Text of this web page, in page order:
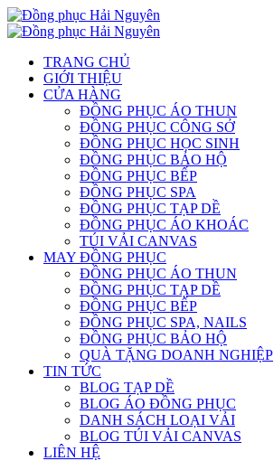
TRANG CHỦ
GIỚI THIỆU
CỬA HÀNG
ĐỒNG PHỤC ÁO THUN
ĐỒNG PHỤC CÔNG SỞ
ĐỒNG PHỤC HỌC SINH
ĐỒNG PHỤC BẢO HỘ
ĐỒNG PHỤC BẾP
ĐỒNG PHỤC SPA
ĐỒNG PHỤC TẠP DỀ
ĐỒNG PHỤC ÁO KHOÁC
TÚI VẢI CANVAS
MAY ĐỒNG PHỤC
ĐỒNG PHỤC ÁO THUN
ĐỒNG PHỤC TẠP DỀ
ĐỒNG PHỤC BẾP
ĐỒNG PHỤC SPA, NAILS
ĐỒNG PHỤC BẢO HỘ
QUÀ TẶNG DOANH NGHIỆP
TIN TỨC
BLOG TẠP DỀ
BLOG ÁO ĐỒNG PHỤC
DANH SÁCH LOẠI VẢI
BLOG TÚI VẢI CANVAS
LIÊN HỆ